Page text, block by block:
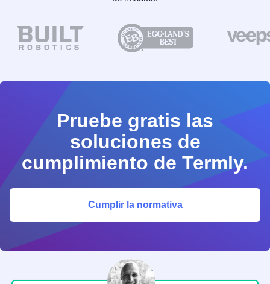
Pruebe gratis las
soluciones de
cumplimiento de Termly.
Cumplir la normativa